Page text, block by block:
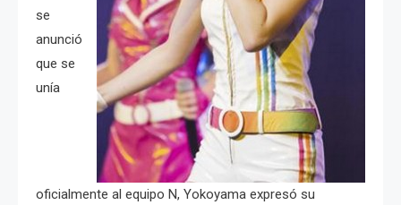
se
anunció
que se
unía
oficialmente al equipo N, Yokoyama expresó su